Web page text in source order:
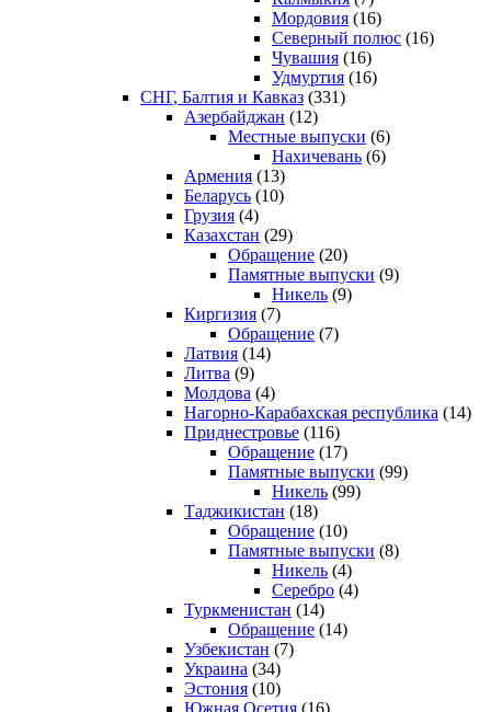
Мордовия (16)
Северный полюс (16)
Чувашия (16)
Удмуртия (16)
СНГ, Балтия и Кавказ (331)
Азербайджан (12)
Местные выпуски (6)
Нахичевань (6)
Армения (13)
Беларусь (10)
Грузия (4)
Казахстан (29)
Обращение (20)
Памятные выпуски (9)
Никель (9)
Киргизия (7)
Обращение (7)
Латвия (14)
Литва (9)
Молдова (4)
Нагорно-Карабахская республика (14)
Приднестровье (116)
Обращение (17)
Памятные выпуски (99)
Никель (99)
Таджикистан (18)
Обращение (10)
Памятные выпуски (8)
Никель (4)
Серебро (4)
Туркменистан (14)
Обращение (14)
Узбекистан (7)
Украина (34)
Эстония (10)
Южная Осетия (16)